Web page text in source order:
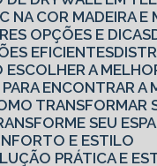
NA COR MADEIRA
OPÇÕES E DICAS
EFICIENTES
A
ENCONTRAR A
SEU
E ESTILO
PRÁTICA E